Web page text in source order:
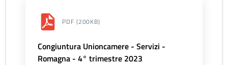
PDF (200KB)
Congiuntura Unioncamere - Servizi -
Romagna - 4° trimestre 2023